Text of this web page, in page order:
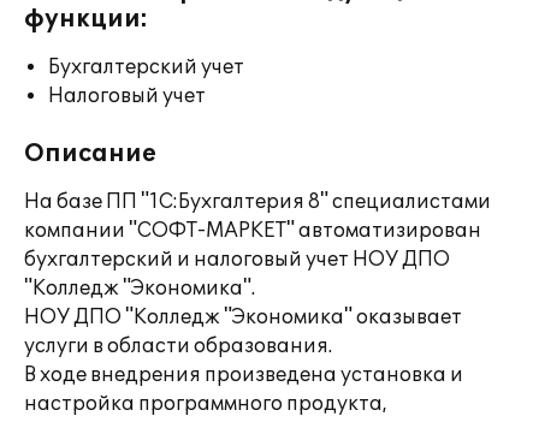
функции:
Бухгалтерский учет
Налоговый учет
Описание
На базе ПП "1С:Бухгалтерия 8" специалистами
компании "СОФТ-МАРКЕТ" автоматизирован
бухгалтерский и налоговый учет НОУ ДПО
"Колледж "Экономика".
НОУ ДПО "Колледж "Экономика" оказывает
услуги в области образования.
В ходе внедрения произведена установка и
настройка программного продукта,